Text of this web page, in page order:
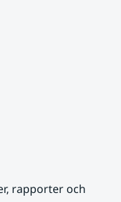
rapporter och